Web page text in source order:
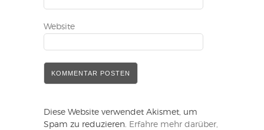
Website
Diese Website verwendet Akismet, um
Spam zu reduzieren. Erfahre mehr darüber,